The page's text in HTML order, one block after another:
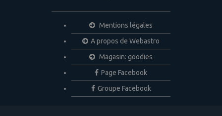
Mentions légales
A propos de Webastro
Magasin: goodies
Page Facebook
Groupe Facebook